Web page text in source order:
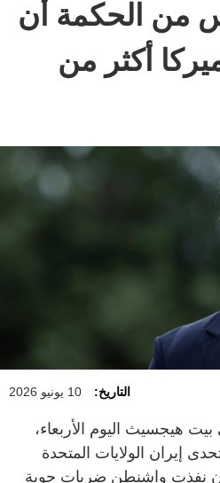
من الحكمة أن
أكثر من
التاريخ: 10 يونيو 2026
بيت هيجسيث اليوم الأربعاء،
إيران الولايات المتحدة
‌نفذت واشنطن ضربات جوية